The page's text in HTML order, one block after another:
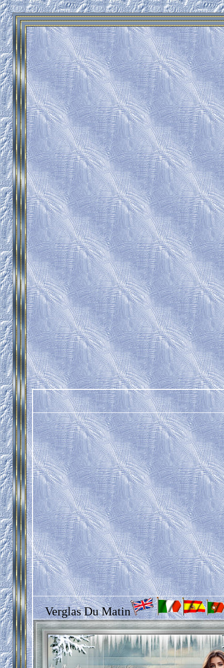
Verglas Du Matin